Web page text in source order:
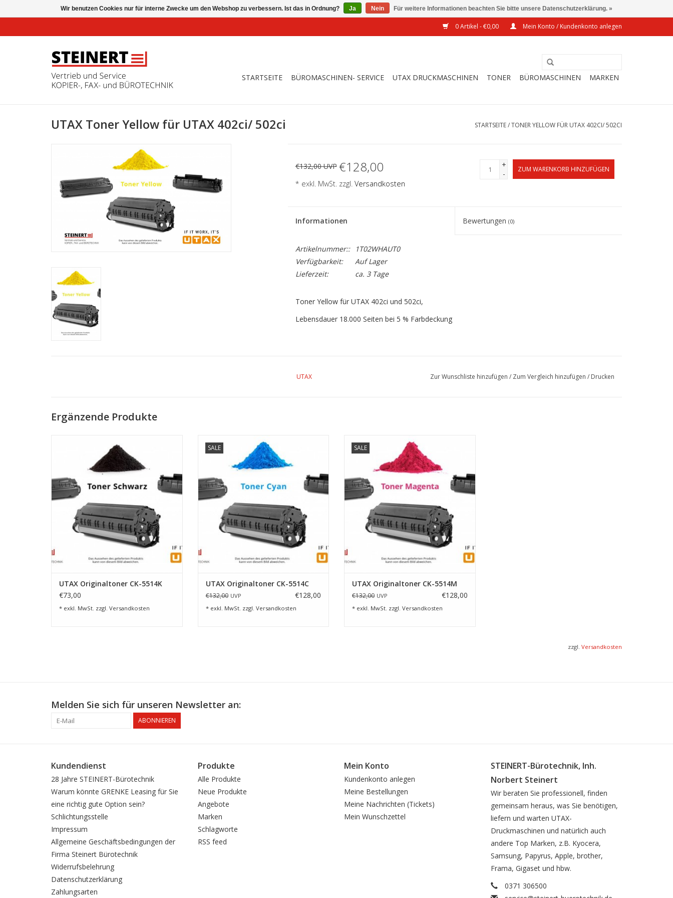
0 Artikel - €0,00 Mein Konto / Kundenkonto anlegen
STARTSEITE BÜROMASCHINEN- SERVICE UTAX DRUCKMASCHINEN TONER BÜROMASCHINEN MARKEN
UTAX Toner Yellow für UTAX 402ci/ 502ci STARTSEITE/TONER YELLOW FÜR UTAX 402CI/ 502CI
€132,00 UVP €128,00
* exkl. MwSt. zzgl. Versandkosten
+
-
ZUM WARENKORB HINZUFÜGEN
Informationen Bewertungen(0)
Artikelnummer::
1T02WHAUT0
Verfügbarkeit:
Auf Lager
Lieferzeit:
ca. 3 Tage
Toner Yellow für UTAX 402ci und 502ci,
Lebensdauer 18.000 Seiten bei 5 % Farbdeckung
UTAX Zur Wunschliste hinzufügen / Zum Vergleich hinzufügen / Drucken
Ergänzende Produkte
ZUM WARENKORB HINZUFÜGEN
UTAX Originaltoner CK-5514K
€73,00
* exkl. MwSt. zzgl. Versandkosten
SALE
Toner Cyan für UTAX 402ci/ 502ci
ZUM WARENKORB HINZUFÜGEN
UTAX Originaltoner CK-5514C
€132,00 UVP €128,00
* exkl. MwSt. zzgl. Versandkosten
SALE
Toner magenta für UTAX 402ci/ 502ci
ZUM WARENKORB HINZUFÜGEN
UTAX Originaltoner CK-5514M
€132,00 UVP €128,00
* exkl. MwSt. zzgl. Versandkosten
zzgl. Versandkosten
Melden Sie sich für unseren Newsletter an:
ABONNIEREN
Kundendienst
28 Jahre STEINERT-Bürotechnik
Warum könnte GRENKE Leasing für Sie
eine richtig gute Option sein?
Schlichtungsstelle
Impressum
Allgemeine Geschäftsbedingungen der
Firma Steinert Bürotechnik
Widerrufsbelehrung
Datenschutzerklärung
Zahlungsarten
Produkte
Alle Produkte
Neue Produkte
Angebote
Marken
Schlagworte
RSS feed
Mein Konto
Kundenkonto anlegen
Meine Bestellungen
Meine Nachrichten (Tickets)
Mein Wunschzettel
STEINERT-Bürotechnik, Inh.
Norbert Steinert
Wir beraten Sie professionell, finden
gemeinsam heraus, was Sie benötigen,
liefern und warten UTAX-
Druckmaschinen und natürlich auch
andere Top Marken, z.B. Kyocera,
Samsung, Papyrus, Apple, brother,
Frama, Gigaset und hbw.
0371 306500
Wir benutzen Cookies nur für interne Zwecke um den Webshop zu verbessern. Ist das in Ordnung? Ja Nein Für weitere Informationen beachten Sie bitte unsere Datenschutzerklärung. »